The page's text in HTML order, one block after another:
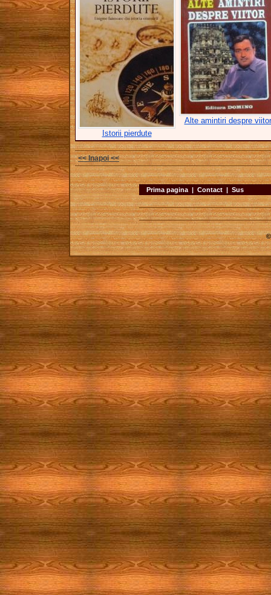
Istorii pierdute
Alte amintiri despre viitor
<< Inapoi <<
Prima pagina | Contact | Sus